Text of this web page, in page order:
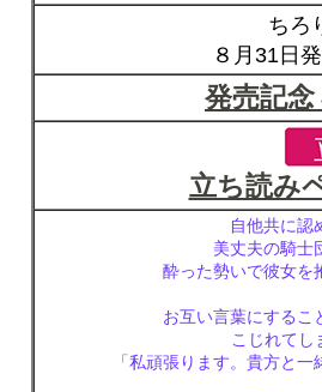
ちろ
８月31日
発売記
立ち読み
自他共に認
美丈夫の騎士
酔った勢いで彼女を
お互い言葉にするこ
こじれて
「私頑張ります。貴方と